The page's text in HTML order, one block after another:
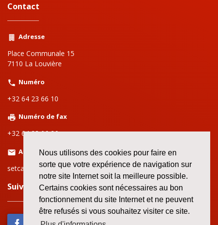
Nous utilisons des cookies pour faire en
sorte que votre expérience de navigation sur
notre site Internet soit la meilleure possible.
Certains cookies sont nécessaires au bon
fonctionnement du site Internet et ne peuvent
être refusés si vous souhaitez visiter ce site.
Contact
Adresse
Place Communale 15
7110 La Louvière
Numéro
+32 64 23 66 10
Numéro de fax
+32 64 28 06 26
Adresse email
setcalalouviere@setca-fgtb.be
Suivez nous sur le web!